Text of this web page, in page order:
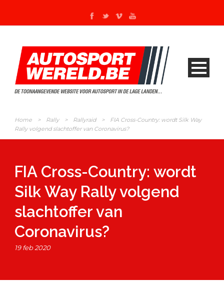
Home > Rally > Rallyraid >
FIA Cross-Country: wordt Silk Way
Rally volgend slachtoffer van Coronavirus?
FIA Cross-Country: wordt
Silk Way Rally volgend
slachtoffer van
Coronavirus?
19 feb 2020